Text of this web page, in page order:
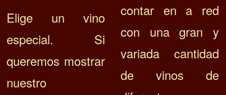
Elige un vino
especial. Si
queremos mostrar
nuestro
contar en a red
con una gran y
variada cantidad
de vinos de